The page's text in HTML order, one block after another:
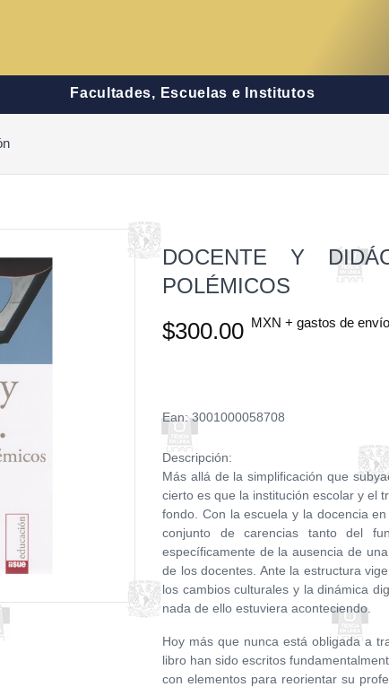
Facultades, Escuelas e Institutos
DOCENTE Y
POLÉMICOS
$300.00 MXN + gastos de envío
Ean: 3001000058708
Descripción:
Más allá de la simplificación que
cierto es que la institución escolar y el
fondo. Con la escuela y la docencia
conjunto de carencias tanto del
específicamente de la ausencia de
de los docentes. Ante la estructura
los cambios culturales y la dinámica
nada de ello estuviera aconteciendo.
Hoy más que nunca está obligada a
libro han sido escritos
con elementos para reorientar su